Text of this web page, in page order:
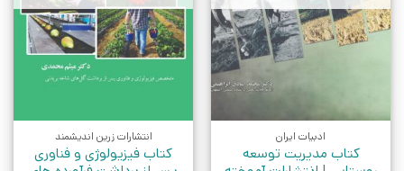
ادبیات ایران
کتاب مدیریت توسعه
انتشارات زرین اندیشمند
کتاب فیزیولوژی و فناوری